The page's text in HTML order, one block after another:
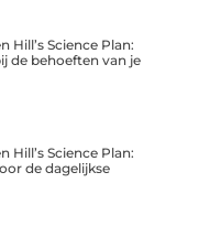
Hill’s Science Plan:
de behoeften van je
Hill’s Science Plan:
de dagelijkse